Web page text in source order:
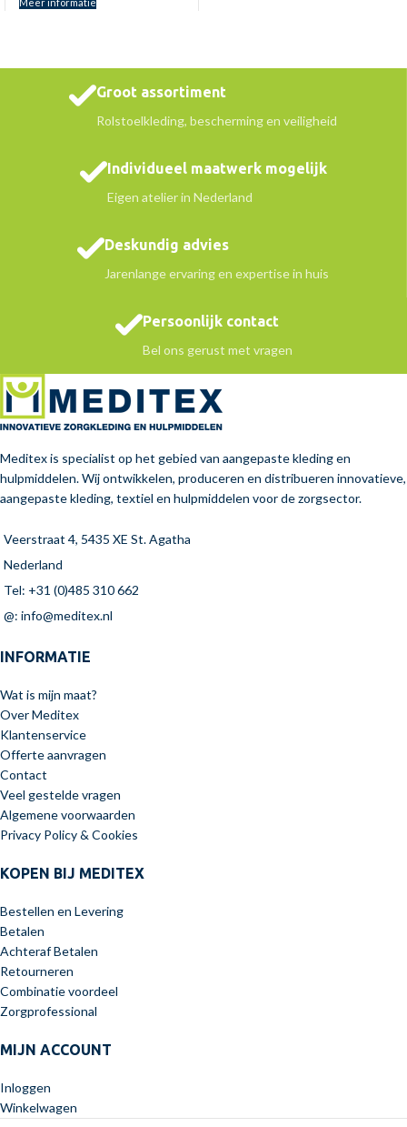
Meer informatie
Groot assortiment
Rolstoelkleding, bescherming en veiligheid
Individueel maatwerk mogelijk
Eigen atelier in Nederland
Deskundig advies
Jarenlange ervaring en expertise in huis
Persoonlijk contact
Bel ons gerust met vragen
Meditex is specialist op het gebied van aangepaste kleding en
hulpmiddelen. Wij ontwikkelen, produceren en distribueren innovatieve,
aangepaste kleding, textiel en hulpmiddelen voor de zorgsector.
Veerstraat 4, 5435 XE St. Agatha
Nederland
Tel: +31 (0)485 310 662
@: info@meditex.nl
INFORMATIE
Wat is mijn maat?
Over Meditex
Klantenservice
Offerte aanvragen
Contact
Veel gestelde vragen
Algemene voorwaarden
Privacy Policy & Cookies
KOPEN BIJ MEDITEX
Bestellen en Levering
Betalen
Achteraf Betalen
Retourneren
Combinatie voordeel
Zorgprofessional
MIJN ACCOUNT
Inloggen
Winkelwagen